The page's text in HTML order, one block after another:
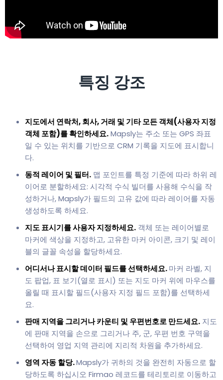
특징 강조
지도에서 연락처, 회사, 거래 및 기타 모든 객체(사용자 지정
객체 포함)를 확인하세요.Mapsly는 주소 또는 GPS 좌표
일 수 있는 위치를 기반으로 CRM 기록을 지도에 표시합니
다.
동적 레이어 및 필터. 맵 포인트를 특정 기준에 따라 하위 레
이어로 분할하세요: 시각적 수식 빌더를 사용해 수식을 작
성하거나, Mapsly가 필드의 고유 값에 따라 레이어를 자동
생성하도록 하세요.
지도 표시기를 사용자 지정하세요. 객체 또는 레이어별로
마커에 색상을 지정하고, 고유한 마커 아이콘, 크기 및 레이
블의 글꼴 속성을 할당하세요.
어디서나 표시할 데이터 필드를 선택하세요.마커 라벨, 지
도 팝업, 표 보기(열로 표시) 또는 지도 마커 위에 마우스를
올릴 때 표시할 필드(사용자 지정 필드 포함)를 선택하세
요.
판매 지역을 그리거나 카운티 및 우편번호로 만드세요. 지도
에 판매 지역을 손으로 그리거나 주, 군, 우편 번호 구역을
선택하여 영업 지역 관리에 지리적 차원을 추가하세요.
영역 자동 할당.Mapsly가 귀하의 것을 완전히 자동으로 할
당하도록 하십시오 Firmao 레코드를 테리토리로 이동하고